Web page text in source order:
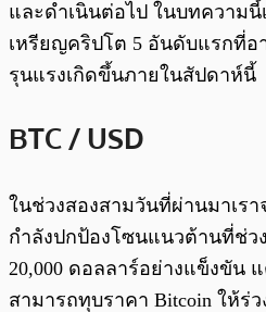
และดำเนินต่อไป ในบทความ
เหรียญคริปโต 5 อันดับแรกที่อ
รุนแรงเกิดขึ้นภายในสัปดาห์นี้
BTC / USD
ในช่วงสองสามวันที่ผ่านมาเรา
กำลังปกป้องโซนแนวต้านที่ช่วง
20,000 ดอลลาร์อย่างแข็งขัน
สามารถทุบราคา Bitcoin ให้ร่